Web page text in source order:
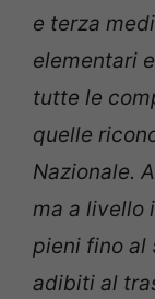
e terza
elementari
tutte le
quelle
Nazionale.
ma a livello
pieni fino al
adibiti al